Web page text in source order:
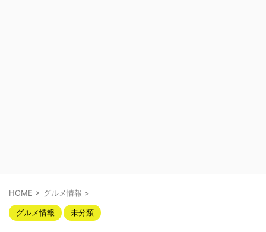
HOME > グルメ情報 >
グルメ情報 未分類